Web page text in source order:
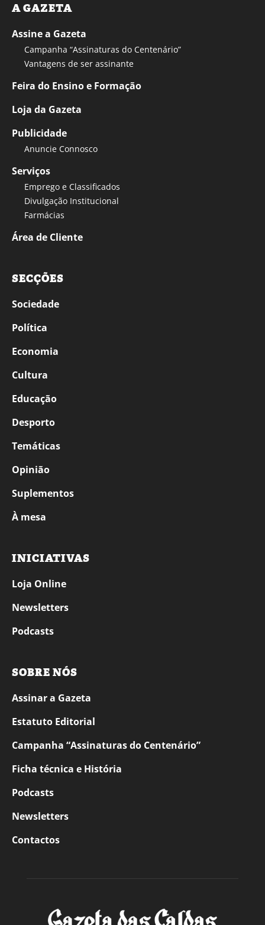
A GAZETA
Assine a Gazeta
Campanha “Assinaturas do Centenário”
Vantagens de ser assinante
Feira do Ensino e Formação
Loja da Gazeta
Publicidade
Anuncie Connosco
Serviços
Emprego e Classificados
Divulgação Institucional
Farmácias
Área de Cliente
SECÇÕES
Sociedade
Política
Economia
Cultura
Educação
Desporto
Temáticas
Opinião
Suplementos
À mesa
INICIATIVAS
Loja Online
Newsletters
Podcasts
SOBRE NÓS
Assinar a Gazeta
Estatuto Editorial
Campanha “Assinaturas do Centenário”
Ficha técnica e História
Podcasts
Newsletters
Contactos